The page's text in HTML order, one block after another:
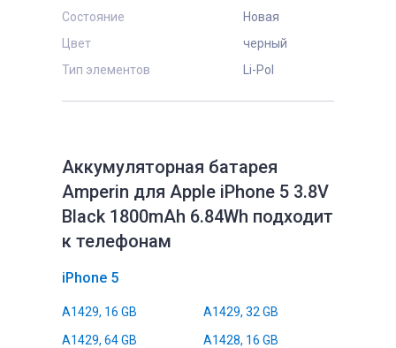
Состояние
Новая
Цвет
черный
Тип элементов
Li-Pol
Аккумуляторная батарея
Amperin для Apple iPhone 5 3.8V
Black 1800mAh 6.84Wh подходит
к телефонам
iPhone 5
A1429, 16 GB
A1429, 32 GB
A1429, 64 GB
A1428, 16 GB